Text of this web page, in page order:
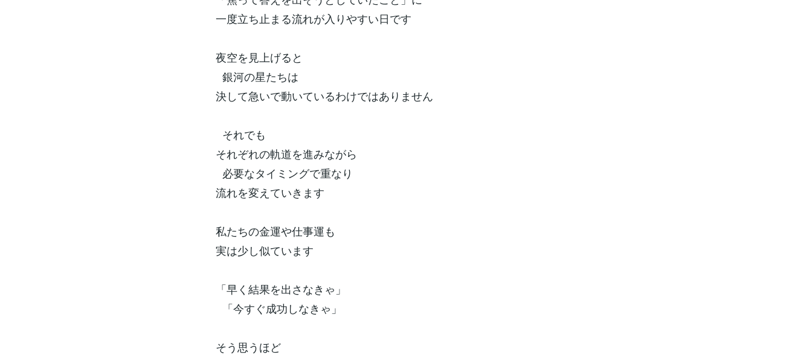
一度立ち止まる流れが入りやすい日です
夜空を見上げると
銀河の星たちは
決して急いで動いているわけではありません
それでも
それぞれの軌道を進みながら
必要なタイミングで重なり
流れを変えていきます
私たちの金運や仕事運も
実は少し似ています
「早く結果を出さなきゃ」
「今すぐ成功しなきゃ」
そう思うほど